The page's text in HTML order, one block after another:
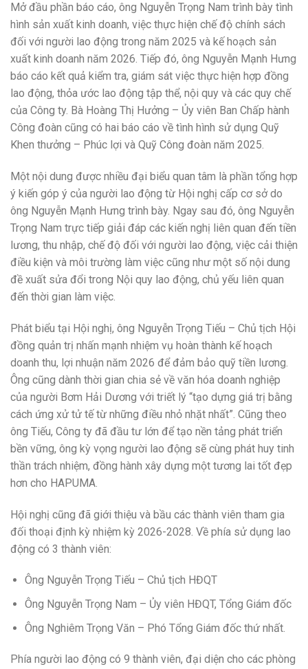
Mở đầu phần báo cáo, ông Nguyễn Trọng Nam trình bày tình
hình sản xuất kinh doanh, việc thực hiện chế độ chính sách
đối với người lao động trong năm 2025 và kế hoạch sản
xuất kinh doanh năm 2026. Tiếp đó, ông Nguyễn Mạnh Hưng
báo cáo kết quả kiểm tra, giám sát việc thực hiện hợp đồng
lao động, thỏa ước lao động tập thể, nội quy và các quy chế
của Công ty. Bà Hoàng Thị Hưởng – Ủy viên Ban Chấp hành
Công đoàn cũng có hai báo cáo về tình hình sử dụng Quỹ
Khen thưởng – Phúc lợi và Quỹ Công đoàn năm 2025.
Một nội dung được nhiều đại biểu quan tâm là phần tổng hợp
ý kiến góp ý của người lao động từ Hội nghị cấp cơ sở do
ông Nguyễn Mạnh Hưng trình bày. Ngay sau đó, ông Nguyễn
Trọng Nam trực tiếp giải đáp các kiến nghị liên quan đến tiền
lương, thu nhập, chế độ đối với người lao động, việc cải thiện
điều kiện và môi trường làm việc cũng như một số nội dung
đề xuất sửa đổi trong Nội quy lao động, chủ yếu liên quan
đến thời gian làm việc.
Phát biểu tại Hội nghị, ông Nguyễn Trọng Tiếu – Chủ tịch Hội
đồng quản trị nhấn mạnh nhiệm vụ hoàn thành kế hoạch
doanh thu, lợi nhuận năm 2026 để đảm bảo quỹ tiền lương.
Ông cũng dành thời gian chia sẻ về văn hóa doanh nghiệp
của người Bơm Hải Dương với triết lý “tạo dựng giá trị bằng
cách ứng xử tử tế từ những điều nhỏ nhặt nhất”. Cũng theo
ông Tiếu, Công ty đã đầu tư lớn để tạo nền tảng phát triển
bền vững, ông kỳ vọng người lao động sẽ cùng phát huy tinh
thần trách nhiệm, đồng hành xây dựng một tương lai tốt đẹp
hơn cho HAPUMA.
Hội nghị cũng đã giới thiệu và bầu các thành viên tham gia
đối thoại định kỳ nhiệm kỳ 2026-2028. Về phía sử dụng lao
động có 3 thành viên:
Ông Nguyễn Trọng Tiếu – Chủ tịch HĐQT
Ông Nguyễn Trọng Nam – Ủy viên HĐQT, Tổng Giám đốc
Ông Nghiêm Trọng Văn – Phó Tổng Giám đốc thứ nhất.
Phía người lao động có 9 thành viên, đại diện cho các phòng